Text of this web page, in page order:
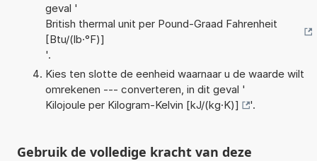
geval '
British thermal unit per Pound-Graad Fahrenheit
[Btu/(lb·°F)]
'.
Kies ten slotte de eenheid waarnaar u de waarde wilt
omrekenen --- converteren, in dit geval '
Kilojoule per Kilogram-Kelvin [kJ/(kg·K)]
'.
Gebruik de volledige kracht van deze